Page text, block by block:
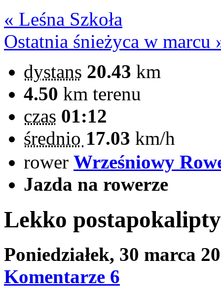
« Leśna Szkoła
Ostatnia śnieżyca w marcu
dystans 20.43 km
4.50 km terenu
czas 01:12
średnio 17.03 km/h
rower Wrześniowy
Jazda na rowerze
Lekko
Poniedziałek, 30 marca
Komentarze 6